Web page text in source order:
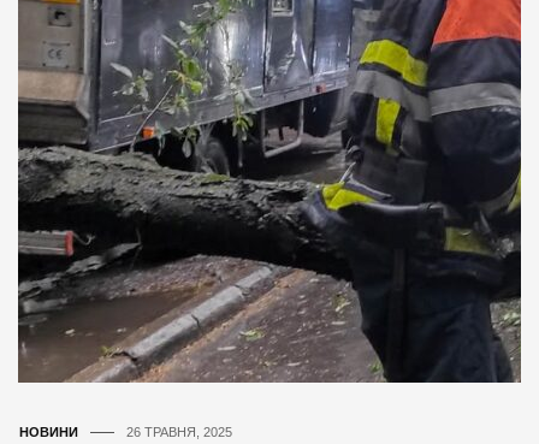
НОВИНИ 26 ТРАВНЯ, 2025